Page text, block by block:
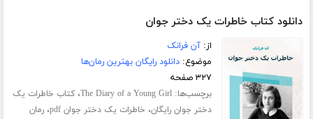
دانلود کتاب خاطرات یک دختر جوان
از:آن فرانک
موضوع:دانلود رایگان بهترین رمان‌ها
۳۲۷ صفحه
برچسب‌ها:The Diary of a Young Girl،کتاب خاطرات یک
دختر جوان رایگان، خاطرات یک دختر جوان pdf ،رمان